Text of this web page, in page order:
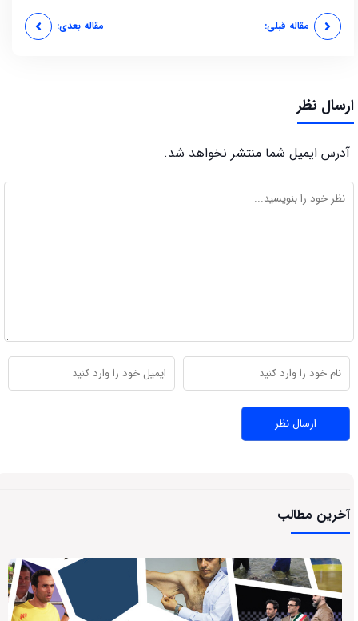
آخرین مطالب
مقاله قبلی: مقاله بعدی:
ارسال نظر
آدرس ایمیل شما منتشر نخواهد شد.